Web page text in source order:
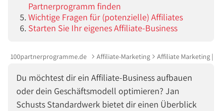
Partnerprogramm finden
Wichtige Fragen für (potenzielle) Affiliates
Starten Sie Ihr eigenes Affiliate-Business
100partnerprogramme.de Affiliate-Marketing Affiliate Marketing |
Du möchtest dir ein Affiliate-Business aufbauen
oder dein Geschäftsmodell optimieren? Jan
Schusts Standardwerk bietet dir einen Überblick